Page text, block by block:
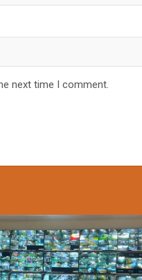
next time I comment.